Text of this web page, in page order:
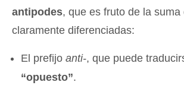
antipodes, que es fruto de la
claramente diferenciadas:
El prefijoanti-, que puede
“opuesto”.